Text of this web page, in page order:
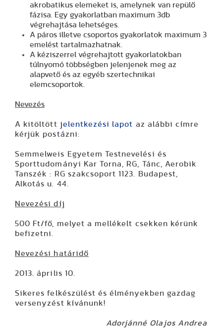
akrobatikus elemeket is, amelynek van repülő
fázisa. Egy gyakorlatban maximum 3db
végrehajtása lehetséges.
A páros illetve csoportos gyakorlatok maximum 3
emelést tartalmazhatnak.
A kéziszerrel végrehajtott gyakorlatokban
túlnyomó többségben jelenjenek meg az
alapvető és az egyéb szertechnikai
elemcsoportok.
Nevezés
A kitöltött jelentkezési lapot az alábbi címre
kérjük postázni:
Semmelweis Egyetem Testnevelési és
Sporttudományi Kar Torna, RG, Tánc, Aerobik
Tanszék : RG szakcsoport 1123. Budapest,
Alkotás u. 44.
Nevezési díj
500 Ft/fő, melyet a mellékelt csekken kérünk
befizetni.
Nevezési határidő
2013. április 10.
Sikeres felkészülést és élményekben gazdag
versenyzést kívánunk!
Adorjánné Olajos Andrea